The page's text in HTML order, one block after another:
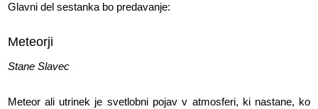
Glavni del sestanka bo predavanje:
Meteorji
Stane Slavec
Meteor ali utrinek je svetlobni pojav v atmosferi, ki nastane, ko